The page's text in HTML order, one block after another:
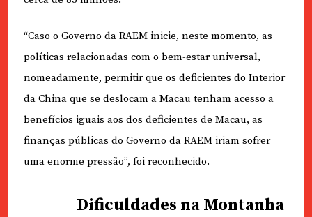
“Caso o Governo da RAEM inicie, neste momento, as
políticas relacionadas com o bem-estar universal,
nomeadamente, permitir que os deficientes do Interior
da China que se deslocam a Macau tenham acesso a
benefícios iguais aos dos deficientes de Macau, as
finanças públicas do Governo da RAEM iriam sofrer
uma enorme pressão”, foi reconhecido.
Dificuldades na Montanha